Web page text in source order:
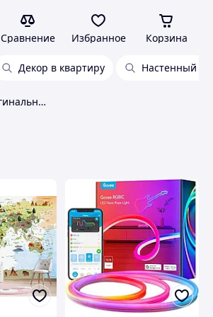
Сравнение Избранное Корзина
Декор в квартиру Настенный
Декор для комнаты с оригинальными рисунками